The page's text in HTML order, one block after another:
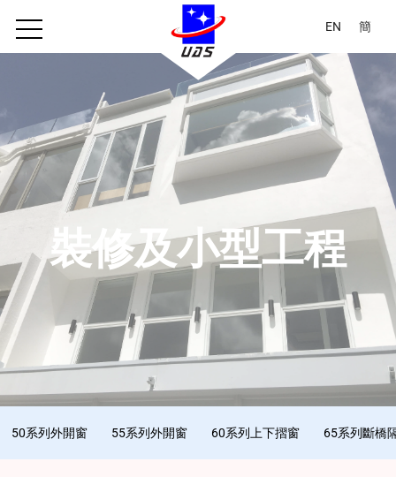
EN 簡
裝修及小型工程
50系列外開窗 55系列外開窗 60系列上下摺窗 65系列斷橋